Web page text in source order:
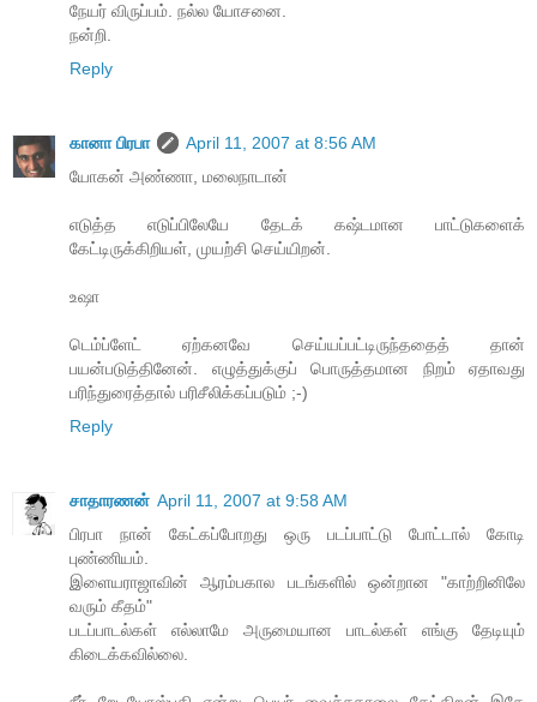
நேயர் விருப்பம். நல்ல யோசனை.
நன்றி.
Reply
கானா பிரபா
April 11, 2007 at 8:56 AM
யோகன் அண்ணா, மலைநாடான்
எடுத்த எடுப்பிலேயே தேடக் கஷ்டமான பாட்டுகளைக்
கேட்டிருக்கிறியள், முயற்சி செய்யிறன்.
உஷா
டெம்ப்ளேட் ஏற்கனவே செய்யப்பட்டிருந்ததைத் தான்
பயன்படுத்தினேன். எழுத்துக்குப் பொருத்தமான நிறம் ஏதாவது
பரிந்துரைத்தால் பரிசீலிக்கப்படும் ;-)
Reply
சாதாரணன் April 11, 2007 at 9:58 AM
பிரபா நான் கேட்கப்போறது ஒரு படப்பாட்டு போட்டால் கோடி
புண்ணியம்.
இளையராஜாவின் ஆரம்பகால படங்களில் ஒன்றான "காற்றினிலே
வரும் கீதம்"
படப்பாடல்கள் எல்லாமே அருமையான பாடல்கள் எங்கு தேடியும்
கிடைக்கவில்லை.